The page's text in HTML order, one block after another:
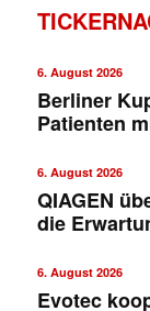
6. August 2026
Berliner
Patienten
6. August 2026
QIAGEN
die
6. August 2026
Evotec